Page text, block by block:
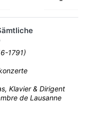
1791)
Klavier & Dirigent
de Lausanne